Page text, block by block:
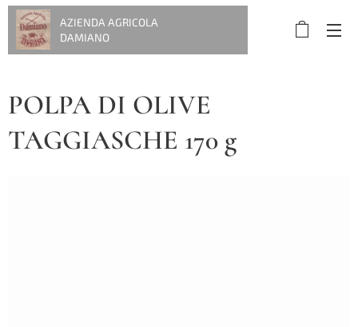
AZIENDA AGRICOLA
DAMIANO
POLPA DI OLIVE
TAGGIASCHE 170 g